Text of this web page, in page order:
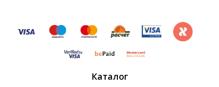
Каталог